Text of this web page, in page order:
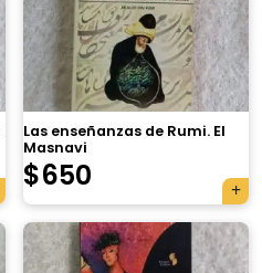
Las enseñanzas de Rumi. El
Masnavi
$650